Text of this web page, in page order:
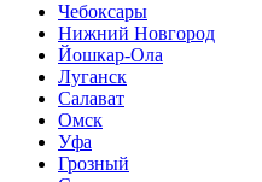
Чебоксары
Нижний Новгород
Йошкар-Ола
Луганск
Салават
Омск
Уфа
Грозный